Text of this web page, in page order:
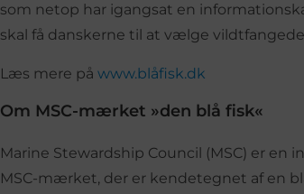
som netop har igangsat en
skal få danskerne til at vælge
Læs mere på www.blåfisk.dk
Om MSC-mærket »den blå fisk«
Marine Stewardship Council (MSC) er en
MSC-mærket, der er kendetegnet af en